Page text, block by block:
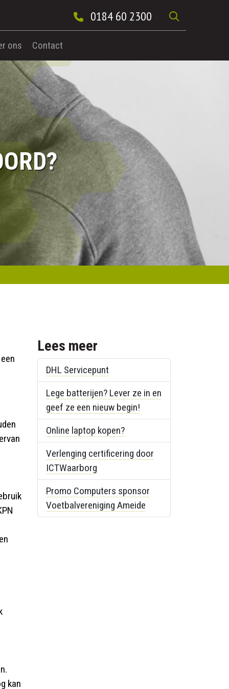
0184 60 2300
ons Contact
kan
Lees meer
DHL Servicepunt
Lege batterijen? Lever ze in en
geef ze een nieuw begin!
Online laptop kopen?
Verlenging certificering door
ICTWaarborg
Promo Computers sponsor
Voetbalvereniging Ameide